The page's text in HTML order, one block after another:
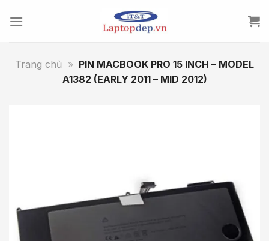
Trang chủ » PIN MACBOOK PRO 15 INCH – MODEL
A1382 (EARLY 2011 – MID 2012)